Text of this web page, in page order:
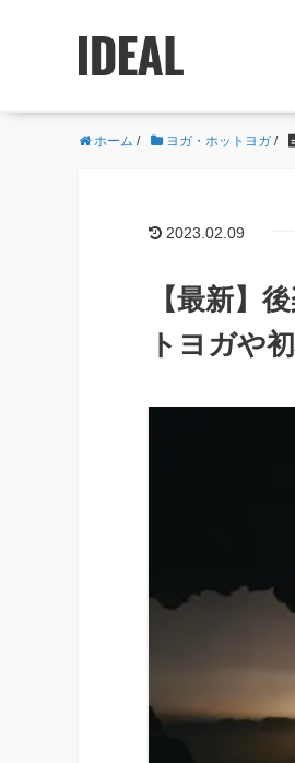
ホーム / ヨガ・ホットヨガ /
2023.02.09
【最新】
トヨガや